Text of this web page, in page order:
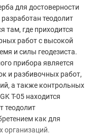
для достоверности
теодолит
там, где приходится
работ с высокой
и силы геодезиста.
прибора является
и разбивочных работ,
а также контрольных
T-05 находится
теодолит
как для
организаций.